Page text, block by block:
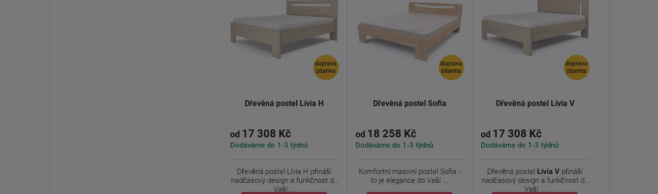
doprava
zdarma
Dřevěná postel Lívia H
od 17 308 Kč
Dodáváme do 1-3 týdnů
Dřevěná postel Lívia H přináší
nadčasový design a funkčnost do
Vaší ...
doprava
zdarma
Dřevěná postel Sofia
od 18 258 Kč
Dodáváme do 1-3 týdnů
Komfortní masivní postel Sofia -
to je elegance do Vaší ...
doprava
zdarma
Dřevěná postel Lívia V
od 17 308 Kč
Dodáváme do 1-3 týdnů
Dřevěná postel Lívia V přináší
nadčasový design a funkčnost do
Vaší ...